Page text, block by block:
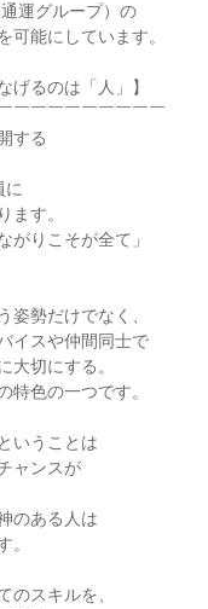
運グループ）の
可能にしています。
げるのは「人」】
￣￣￣￣￣￣￣￣￣
する
に
ます。
がりこそが全て」
姿勢だけでなく、
イスや仲間同士で
大切にする。
特色の一つです。
いうことは
ャンスが
のある人は
。
のスキルを、